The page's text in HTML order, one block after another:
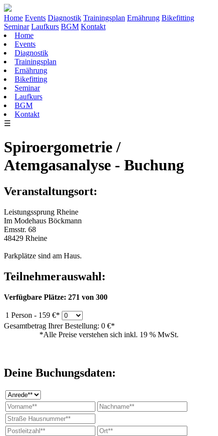
Home Events Diagnostik Trainingsplan Ernährung Bikefitting
Seminar Laufkurs BGM Kontakt
Home
Events
Diagnostik
Trainingsplan
Ernährung
Bikefitting
Seminar
Laufkurs
BGM
Kontakt
☰
Spiroergometrie /
Atemgasanalyse - Buchung
Veranstaltungsort:
Leistungssprung Rheine
Im Modehaus Böckmann
Emsstr. 68
48429 Rheine
Parkplätze sind am Haus.
Teilnehmerauswahl:
Verfügbare Plätze: 271 von 300
1 Person - 159 €*
Gesamtbetrag Ihrer Bestellung: 0 €*
*Alle Preise verstehen sich inkl. 19 % MwSt.
Deine Buchungsdaten: